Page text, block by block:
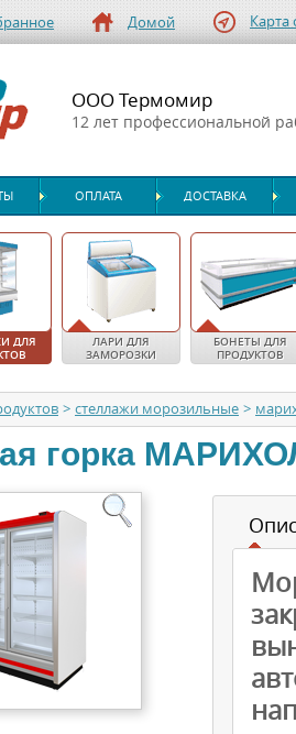
Домой Карта
ООО Термомир
12 лет профессиональной
ОПЛАТА ДОСТАВКА
ДЛЯ
ЛАРИ ДЛЯ
ЗАМОРОЗКИ
БОНЕТЫ ДЛЯ
ПРОДУКТОВ
> стеллажи морозильные >
горка